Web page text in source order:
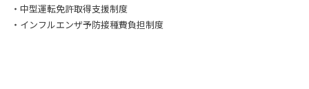
・中型運転免許取得支援制度
・インフルエンザ予防接種費負担制度